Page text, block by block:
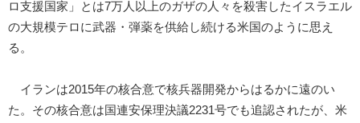
ロ支援国家」とは7万人以上のガザの人々を殺害したイスラエル
の大規模テロに武器・弾薬を供給し続ける米国のように思え
る。
イランは2015年の核合意で核兵器開発からはるかに遠のい
た。その核合意は国連安保理決議2231号でも追認されたが、米